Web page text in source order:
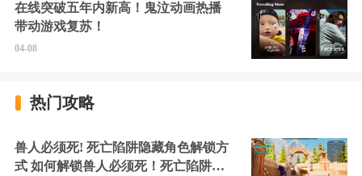
在线突破五年内新高！鬼泣动画热播
带动游戏复苏！
04-08
热门攻略
兽人必须死! 死亡陷阱隐藏角色解锁方
式 如何解锁兽人必须死！死亡陷阱中